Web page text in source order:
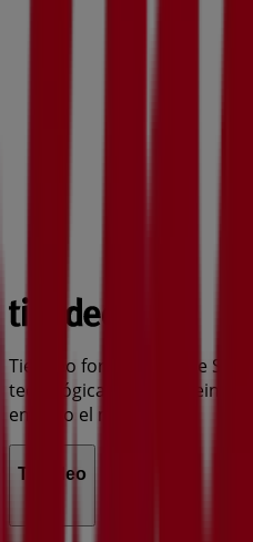
Tiendeo forma parte de
tecnológica que está
en todo el mundo.
Tiendeo